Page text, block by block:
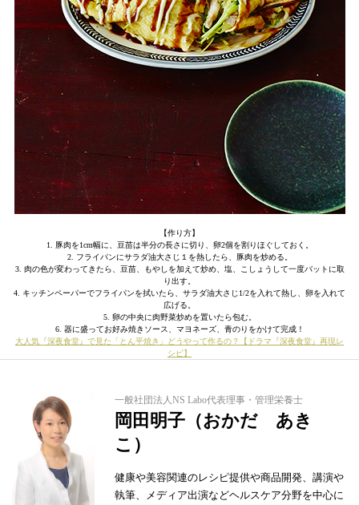
【作り方】
1. 豚肉を1cm幅に、豆苗は半分の長さに切り、卵2個を割りほぐしておく。
2. フライパンにサラダ油大さじ１を熱したら、豚肉を炒める。
3. 肉の色が変わってきたら、豆苗、もやしを加えて炒め、塩、こしょうして一度バットに取
り出す。
4. キッチンペーパーでフライパンを拭いたら、サラダ油大さじ1/2を入れて熱し、卵を入れて
広げる。
5. 卵の中央に肉野菜炒めを置いたら包む。
6. 器に盛ってお好み焼きソース、マヨネーズ、青のりをかけて完成！
大人気『深夜食堂』で見た「とん平焼き」どうやって作るの？【ドラマ『深夜食堂』再現レ
シピ】
一般社団法人NS Labo代表理事・管理栄養士
岡田明子（おかだ あき
こ）
健康や美容関連のレシピ提供や商品開発、講演や
執筆、メディア出演などヘルスケア分野を中心に